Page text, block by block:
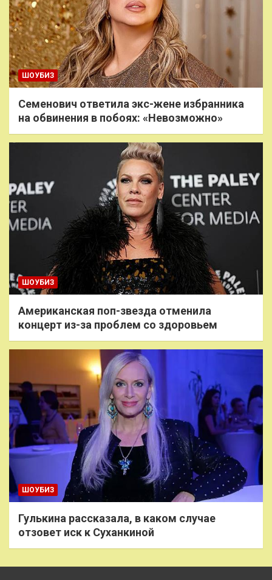
ШОУБИЗ
Семенович ответила экс-жене избранника
на обвинения в побоях: «Невозможно»
ШОУБИЗ
Американская поп-звезда отменила
концерт из-за проблем со здоровьем
ШОУБИЗ
Гулькина рассказала, в каком случае
отзовет иск к Суханкиной